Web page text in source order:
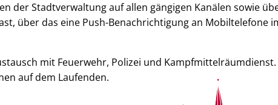
der Stadtverwaltung auf allen gängigen Kanälen sowie
über das eine Push-Benachrichtigung an Mobiltelefone
mit Feuerwehr, Polizei und
auf dem Laufenden.